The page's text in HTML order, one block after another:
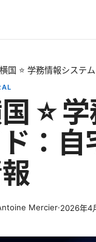
横国 ⭐ 学務情報システ
⭐
：自
Mercier·2026年4